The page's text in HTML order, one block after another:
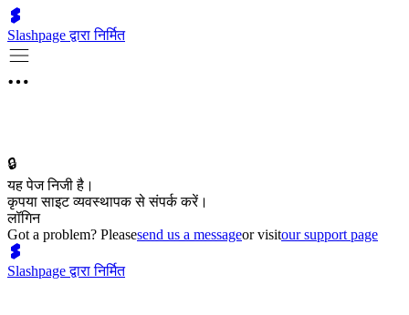
Slashpage द्वारा निर्मित
🔒
यह पेज निजी है।
कृपया साइट व्यवस्थापक से संपर्क करें।
लॉगिन
Got a problem? Pleasesend us a messageor visitour support page
Slashpage द्वारा निर्मित